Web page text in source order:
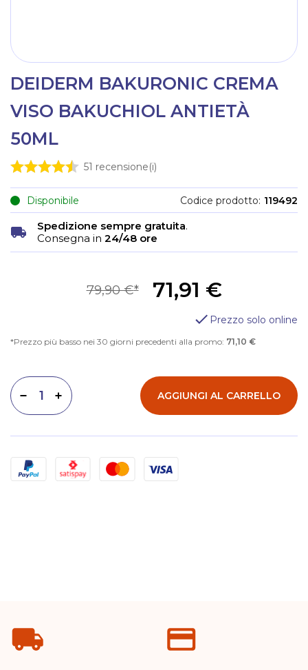
DEIDERM BAKURONIC CREMA
VISO BAKUCHIOL ANTIETÀ
50ML
51 recensione(i)
Disponibile Codice prodotto 119492
Spedizione sempre gratuita.
Consegna in 24/48 ore
71,91 €
79,90 €
Prezzo solo online
Prezzo più basso nei 30 giorni precedenti alla promo: 71,10 €
Aumenta quantità
Diminuisci quantità AGGIUNGI AL CARRELLO
Metodi di pagamento